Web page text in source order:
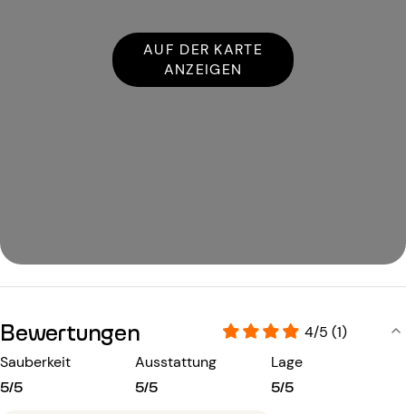
AUF DER KARTE
ANZEIGEN
Bewertungen
4/5 (1)
Sauberkeit
5/5
Ausstattung
5/5
Lage
5/5